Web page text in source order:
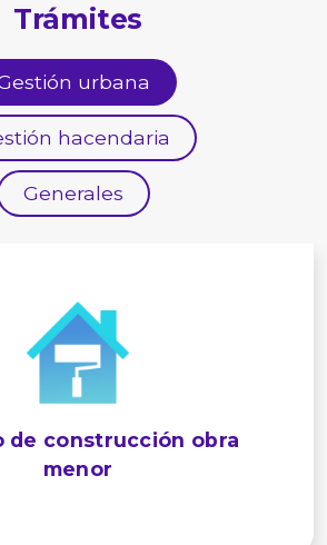
Trámites
urbana
hacendaria
Generales
de construcción obra
menor